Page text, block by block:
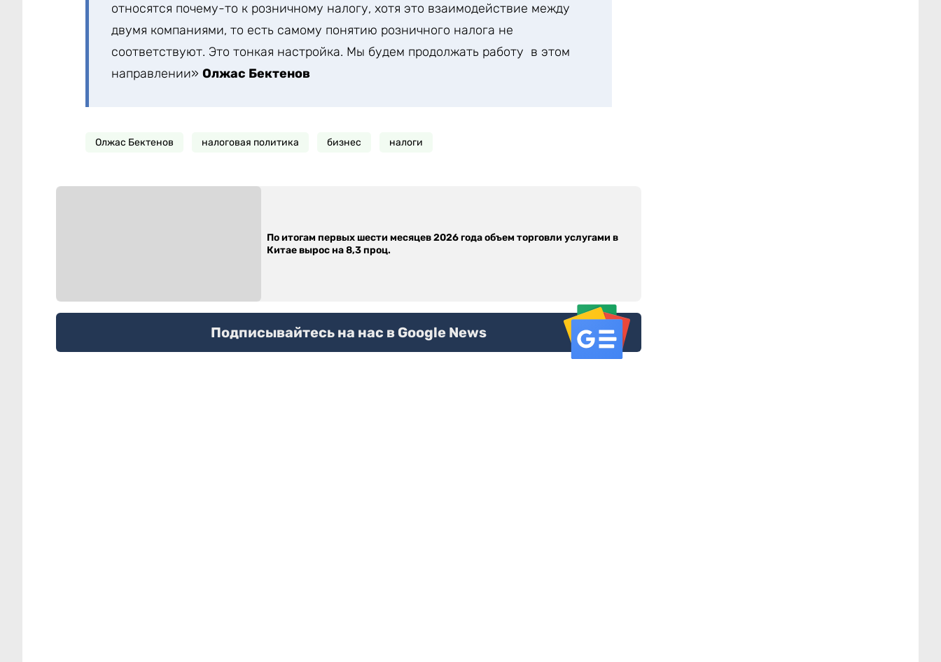
относятся почему-то к розничному налогу, хотя это взаимодействие между
двумя компаниями, то есть самому понятию розничного налога не
соответствуют. Это тонкая настройка. Мы будем продолжать работу в этом
направлении» Олжас Бектенов
Олжас Бектенов налоговая политика бизнес налоги
По итогам первых шести месяцев 2026 года объем торговли услугами в
Китае вырос на 8,3 проц.
Подписывайтесь на нас в Google News